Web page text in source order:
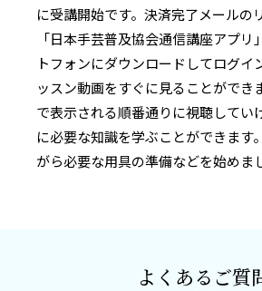
に受講開始です。決済完了メールの
「日本手芸普及協会通信講座アプリ
トフォンにダウンロードしてログイ
ッスン動画をすぐに見ることができ
で表示される順番通りに視聴してい
に必要な知識を学ぶことができます
がら必要な用具の準備などを始めま
よくあるご質